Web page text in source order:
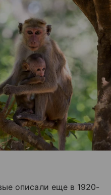
описали еще в 1920-